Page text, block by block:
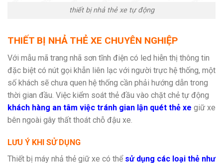
thiết bị nhả thẻ xe tự động
THIẾT BỊ NHẢ THẺ XE CHUYÊN NGHIỆP
Với mẫu mã trang nhã sơn tĩnh điện có led hiễn thị thông tin
đặc biệt có nút gọi khẫn liên lạc với người trực hệ thống, một
số khách sẽ chưa quen hệ thống cần phải hướng dẫn trong
thời gian đầu. Việc kiểm soát thẻ đầu vào chặt chẻ tự động
khách hàng an tâm việc tránh gian lận quét thẻ xe giữ xe
bên ngoài gây thất thoát chỗ đậu xe.
LƯU Ý KHI SỬ DỤNG
Thiết bị máy nhả thẻ giữ xe có thể sử dụng các loại thẻ như